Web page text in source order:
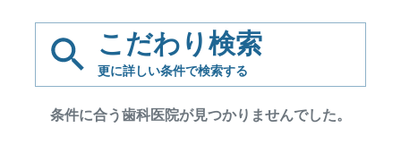
こだわり検索
更に詳しい条件で検索する
条件に合う歯科医院が見つかりませんでした。